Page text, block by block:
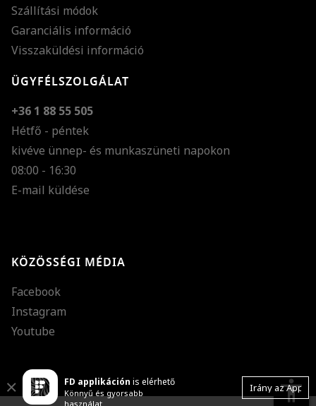
Szállítási módok
Garanciális információ
Visszaküldési információ
ÜGYFÉLSZOLGÁLAT
+36 1 88 55 505
Hétfő - péntek
kivéve ünnep- és munkaszüneti napokon
08:00 - 16:30
E-mail küldése
KÖZÖSSÉGI MÉDIA
Facebook
Instagram
Youtube
FD applikáción is elérhető
Könnyű és gyorsabb
használat
Irány az App
Close accessibility
Nagy kurzor